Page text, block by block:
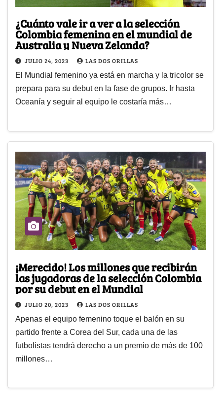
¿Cuánto vale ir a ver a la selección
Colombia femenina en el mundial de
Australia y Nueva Zelanda?
JULIO 24, 2023 LAS DOS ORILLAS
El Mundial femenino ya está en marcha y la tricolor se
prepara para su debut en la fase de grupos. Ir hasta
Oceanía y seguir al equipo le costaría más…
¡Merecido! Los millones que recibirán
las jugadoras de la selección Colombia
por su debut en el Mundial
JULIO 20, 2023 LAS DOS ORILLAS
Apenas el equipo femenino toque el balón en su
partido frente a Corea del Sur, cada una de las
futbolistas tendrá derecho a un premio de más de 100
millones…